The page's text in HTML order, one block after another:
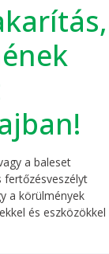
a baleset
fertőzésveszélyt
a körülmények
és eszközökkel